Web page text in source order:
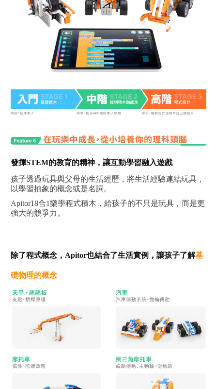
發揮STEM的教育的精神，讓互動學習融入遊戲
孩子透過玩具與父母的生活經歷，將生活經驗連結玩具，
以學習抽象的概念或是名詞。
Apitor18合1樂學程式積木，給孩子的不只是玩具，而是更
強大的競爭力。
除了程式概念，Apitor也結合了生活實例，讓孩子了解基
礎物理的概念